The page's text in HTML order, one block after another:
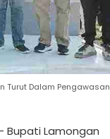
Turut Dalam Pengawasan
Bupati Lamongan